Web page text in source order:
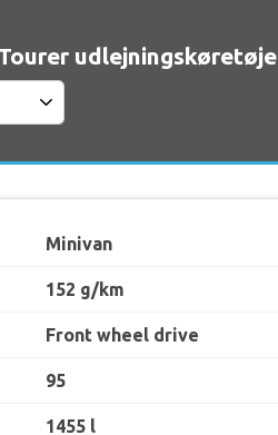
Minivan
152 g/km
Front wheel drive
95
1455 l